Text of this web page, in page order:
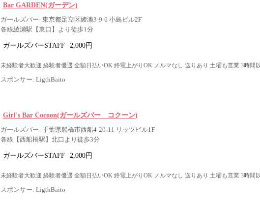
Bar GARDEN(ガーデン)
ガールズバー- 東京都足立区綾瀬3-9-6 小島ビル2F
各線綾瀬駅【東口】より徒歩1分
ガールズバーSTAFF 2,000円
未経験者大歓迎 経験者優遇 全額日払いOK 終電上がりOK ノルマなし 送りあり 土曜も営業 3時間
スポンサー: LigthBaito
Girl`s Bar Cocoon(ガールズバー コクーン)
ガールズバー- 千葉県船橋市西船4-20-11 リッツビル1F
各線【西船橋駅】北口より徒歩3分
ガールズバーSTAFF 2,000円
未経験者大歓迎 経験者優遇 全額日払いOK 終電上がりOK ノルマなし 送りあり 土曜も営業 3時間
スポンサー: LigthBaito